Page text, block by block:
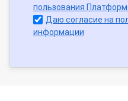
пользования
Даю согласие на
информации